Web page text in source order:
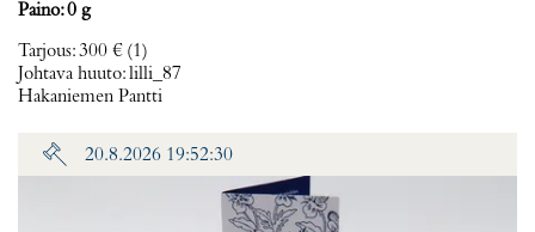
Paino: 0 g
Tarjous:300 € (1)
Johtava huuto:lilli_87
Hakaniemen Pantti
20.8.2026 19:52:30